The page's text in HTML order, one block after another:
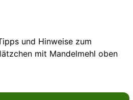
und Hinweise zum
mit Mandelmehl oben